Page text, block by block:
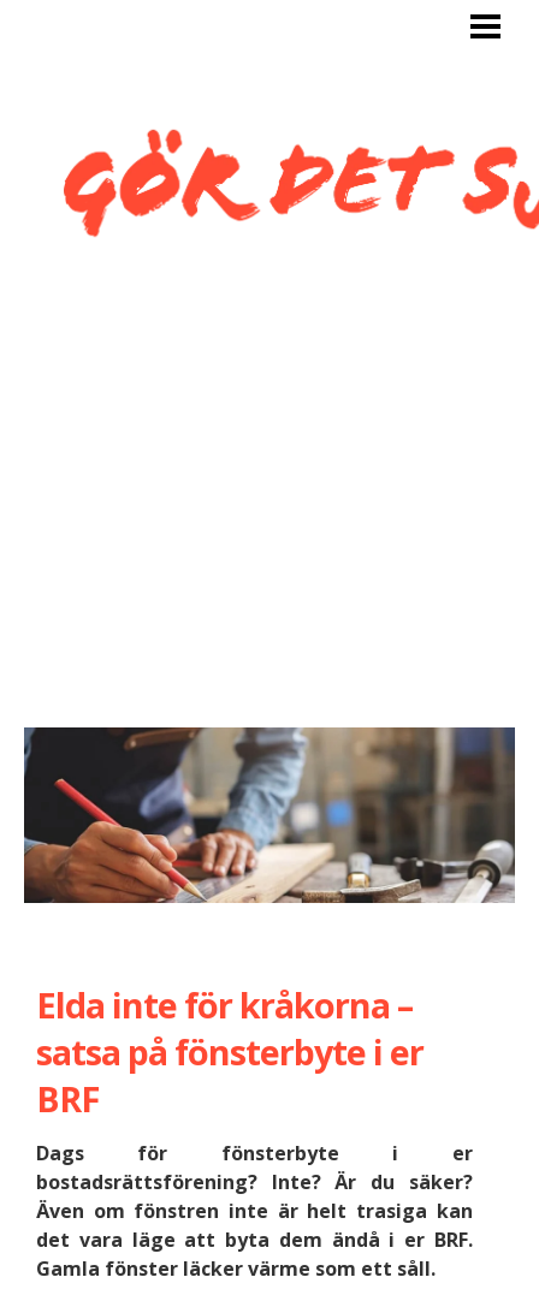
KAKLA SJÄLV
KAKLA TOALETT
Elda inte för kråkorna –
satsa på fönsterbyte i er
BRF
Dags för fönsterbyte i er
bostadsrättsförening? Inte? Är du säker?
Även om fönstren inte är helt trasiga kan
det vara läge att byta dem ändå i er BRF.
Gamla fönster läcker värme som ett såll.